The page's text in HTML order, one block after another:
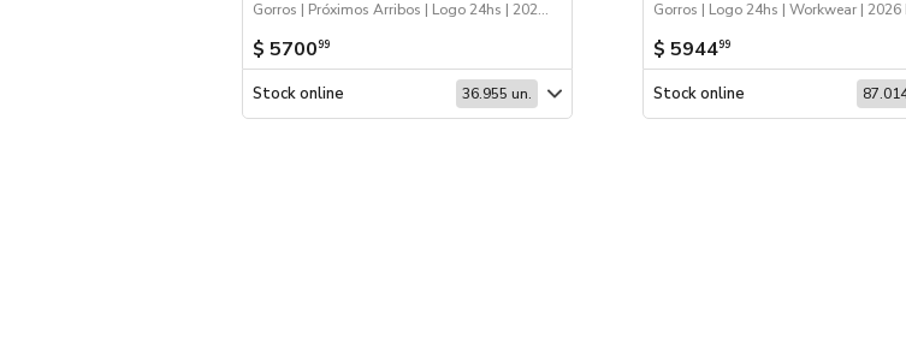
Gorros | Próximos Arribos | Logo 24hs | 2026 Minería
$ 570099
Stock online 36.955 un.
$ 594499
Stock online